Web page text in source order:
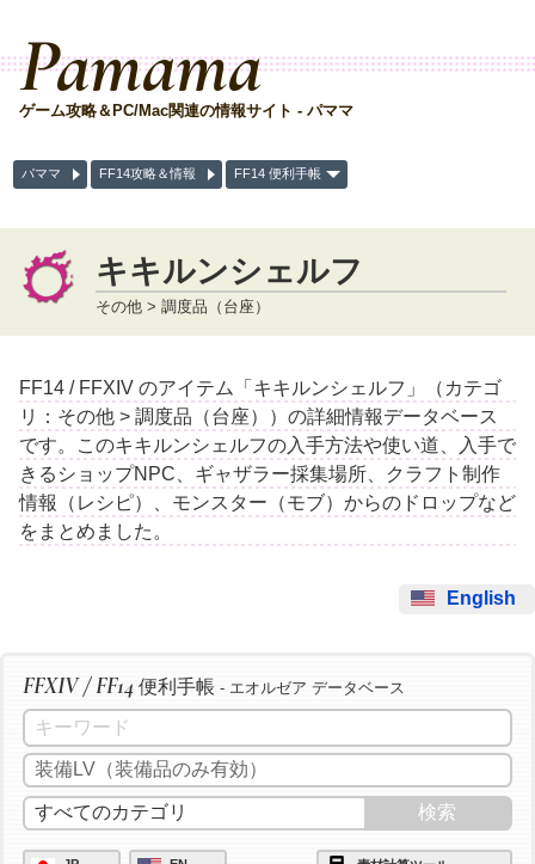
Pamama
ゲーム攻略＆PC/Mac関連の情報サイト - パママ
パママ FF14攻略＆情報 FF14 便利手帳
キキルンシェルフ
その他 > 調度品（台座）
FF14 / FFXIV のアイテム「キキルンシェルフ」（カテゴ
リ：その他 > 調度品（台座））の詳細情報データベース
です。このキキルンシェルフの入手方法や使い道、入手で
きるショップNPC、ギャザラー採集場所、クラフト制作
情報（レシピ）、モンスター（モブ）からのドロップなど
をまとめました。
English
FFXIV / FF14 便利手帳 - エオルゼア データベース